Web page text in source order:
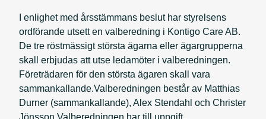
I enlighet med årsstämmans beslut har styrelsens
ordförande utsett en valberedning i Kontigo Care AB.
De tre röstmässigt största ägarna eller ägargrupperna
skall erbjudas att utse ledamöter i valberedningen.
Företrädaren för den största ägaren skall vara
sammankallande.Valberedningen består av Matthias
Durner (sammankallande), Alex Stendahl och Christer
Jönsson.Valberedningen har till uppgift...